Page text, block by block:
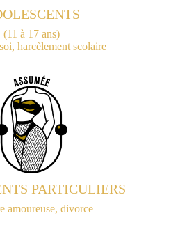
(11 à 17 ans)
harcèlement scolaire
PARTICULIERS
amoureuse, divorce